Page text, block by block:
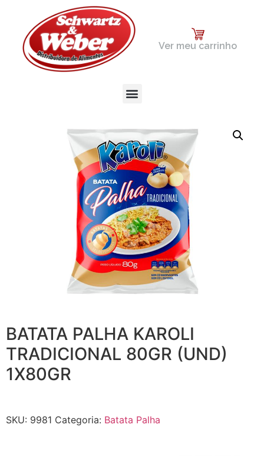
Ver meu carrinho
BATATA PALHA KAROLI
TRADICIONAL 80GR (UND)
1X80GR
SKU: 9981 Categoria: Batata Palha